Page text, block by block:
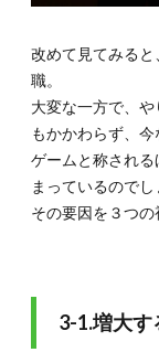
改めて見てみる
職。
大変な一方で、
もかかわらず、
ゲームと称され
まっているのでし
その要因を３つの
3-1.増大